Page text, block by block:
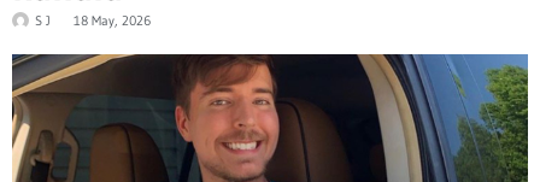
S J 18 May, 2026